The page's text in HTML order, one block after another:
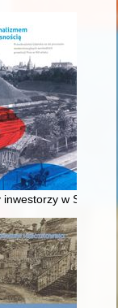
inwestorzy w